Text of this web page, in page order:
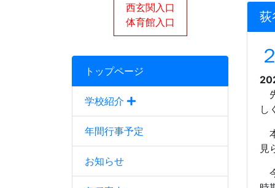
西玄関入口
体育館入口
トップページ
学校紹介
年間行事予定
お知らせ
し
見